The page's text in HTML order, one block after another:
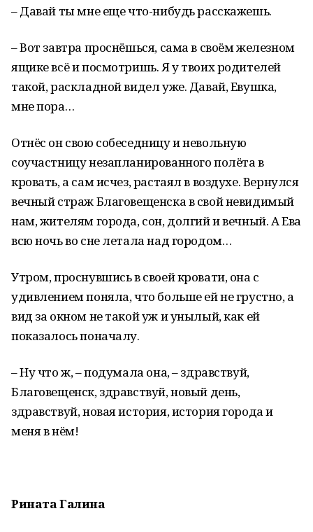
– Давай ты мне еще что-нибудь расскажешь.
– Вот завтра проснёшься, сама в своём железном
ящике всё и посмотришь. Я у твоих родителей
такой, раскладной видел уже. Давай, Евушка,
мне пора…
Отнёс он свою собеседницу и невольную
соучастницу незапланированного полёта в
кровать, а сам исчез, растаял в воздухе. Вернулся
вечный страж Благовещенска в свой невидимый
нам, жителям города, сон, долгий и вечный. А Ева
всю ночь во сне летала над городом…
Утром, проснувшись в своей кровати, она с
удивлением поняла, что больше ей не грустно, а
вид за окном не такой уж и унылый, как ей
показалось поначалу.
– Ну что ж, – подумала она, – здравствуй,
Благовещенск, здравствуй, новый день,
здравствуй, новая история, история города и
меня в нём!
Рината Галина